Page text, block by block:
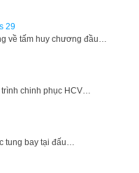
29
về tấm huy chương đầu…
chinh phục HCV…
tung bay tại đấu…